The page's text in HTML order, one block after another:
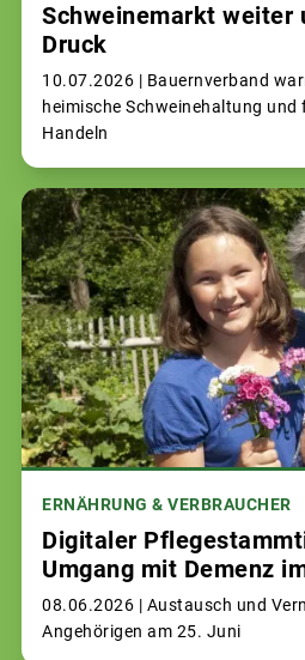
Schweinemarkt weiter
Druck
10.07.2026 | Bauernverband
heimische Schweinehaltung
Handeln
ERNÄHRUNG & VERBRAUCHER
Digitaler
Umgang mit Demenz
08.06.2026 | Austausch und
Angehörigen am 25. Juni